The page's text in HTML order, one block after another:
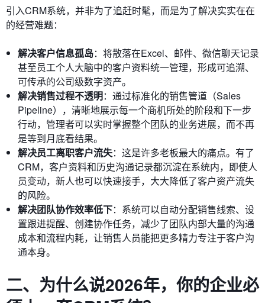
引入CRM系统，并非为了追赶时髦，而是为了解决实实在在
的经营难题：
解决客户信息孤岛：将散落在Excel、邮件、微信聊天记录
甚至员工个人大脑中的客户资料统一管理，形成可追溯、
可传承的公司级数字资产。
解决销售过程不透明：通过标准化的销售管道（Sales
Pipeline），清晰地展示每一个商机所处的阶段和下一步
行动，管理者可以实时掌握整个团队的业务进展，而不再
是等到月底看结果。
解决员工离职客户流失：这是许多老板最大的痛点。有了
CRM，客户资料和历史沟通记录都沉淀在系统内，即使人
员变动，新人也可以快速接手，大大降低了客户资产流失
的风险。
解决团队协作效率低下：系统可以自动分配销售线索、设
置跟进提醒、创建协作任务，减少了团队内部大量的沟通
成本和流程内耗，让销售人员能把更多精力专注于客户沟
通本身。
二、为什么说2026年，你的企业必